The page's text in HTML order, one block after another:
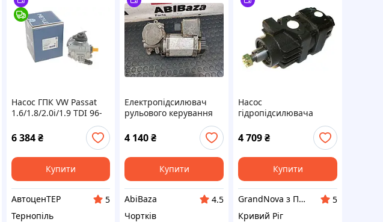
Насос ГПК VW Passat
1.6/1.8/2.0i/1.9 TDI 96-
6 384 ₴
Купити
АвтоценТЕР
5
Тернопіль
Електропідсилювач
рульового керування
для Volkswagen Golf 5,
Passat B6, Touran,
Caddy, Skoda Octavia A5
1K1909144G
4 140₴
Купити
AbiBaza
4.5
Чортків
Насос
гідропідсилювача
КрАЗ-256, -255, -6510,
УРАЛ, ЗІЛ (в-во S.I.L.A.
AC) 256Б-3407199-01
4 709₴
Купити
GrandNova з ПДВ
5
Кривий Ріг